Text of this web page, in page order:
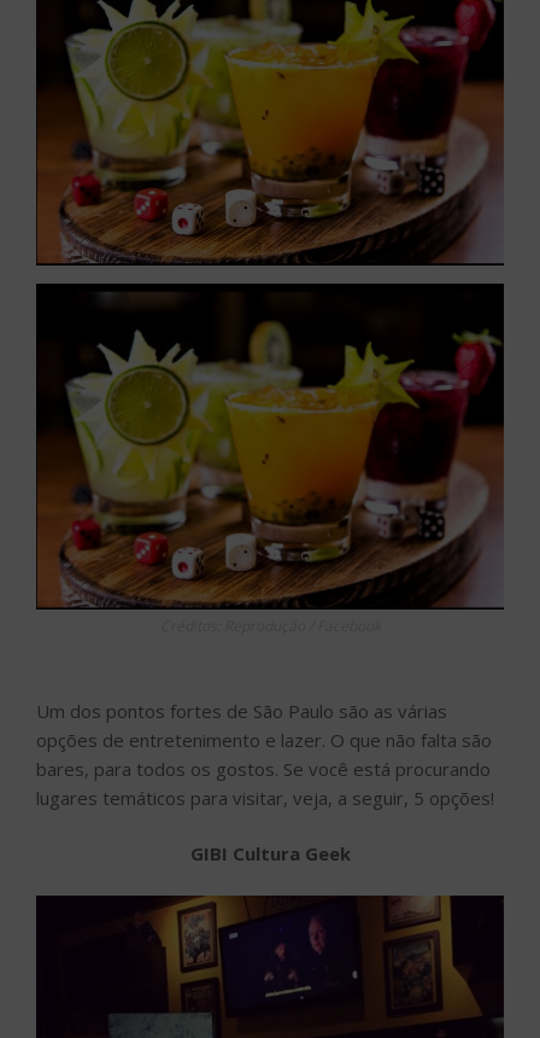
Um dos pontos fortes de São Paulo são as várias
opções de entretenimento e lazer. O que não falta são
bares, para todos os gostos. Se você está procurando
lugares temáticos para visitar, veja, a seguir, 5 opções!
GIBI Cultura Geek